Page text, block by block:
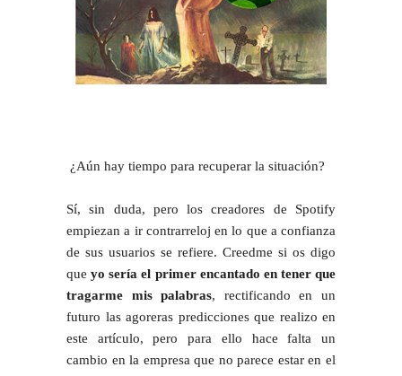
¿Aún hay tiempo para recuperar la situación?
Sí, sin duda, pero los creadores de Spotify
empiezan a ir contrarreloj en lo que a confianza
de sus usuarios se refiere. Creedme si os digo
queyo sería el primer encantado en tener que
tragarme mis palabras, rectificando en un
futuro las agoreras predicciones que realizo en
este artículo, pero para ello hace falta un
cambio en la empresa que no parece estar en el